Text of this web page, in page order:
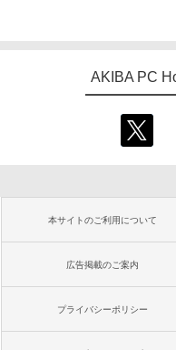
AKIBA PC
本サイトのご利用について
広告掲載のご案内
プライバシーポリシー